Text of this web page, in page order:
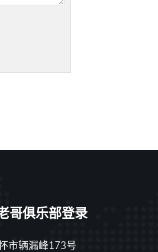
哥俱乐部登录
市辆漏峰173号